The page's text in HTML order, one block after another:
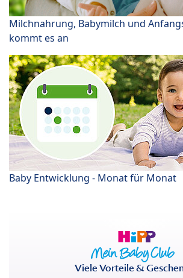
Milchnahrung, Babymilch und
kommt es an
Baby Entwicklung - Monat für Monat
Viele Vorteile &